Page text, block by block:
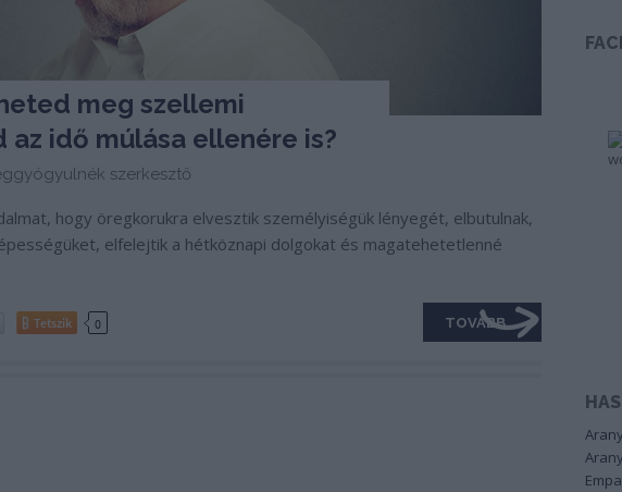
meg szellemi
az idő múlása ellenére is?
szerkesztő
hogy öregkorukra elvesztik személyiségük lényegét, elbutulnak,
elfelejtik a hétköznapi dolgokat és magatehetetlenné
Tetszik 0 TOVÁBB